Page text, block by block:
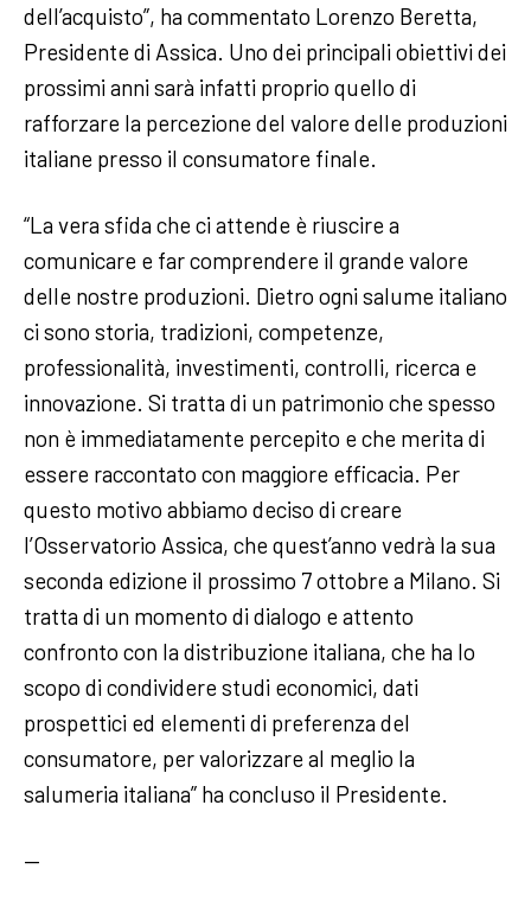
dell’acquisto”, ha commentato Lorenzo Beretta,
Presidente di Assica. Uno dei principali obiettivi dei
prossimi anni sarà infatti proprio quello di
rafforzare la percezione del valore delle produzioni
italiane presso il consumatore finale.
“La vera sfida che ci attende è riuscire a
comunicare e far comprendere il grande valore
delle nostre produzioni. Dietro ogni salume italiano
ci sono storia, tradizioni, competenze,
professionalità, investimenti, controlli, ricerca e
innovazione. Si tratta di un patrimonio che spesso
non è immediatamente percepito e che merita di
essere raccontato con maggiore efficacia. Per
questo motivo abbiamo deciso di creare
l’Osservatorio Assica, che quest’anno vedrà la sua
seconda edizione il prossimo 7 ottobre a Milano. Si
tratta di un momento di dialogo e attento
confronto con la distribuzione italiana, che ha lo
scopo di condividere studi economici, dati
prospettici ed elementi di preferenza del
consumatore, per valorizzare al meglio la
salumeria italiana” ha concluso il Presidente.
—